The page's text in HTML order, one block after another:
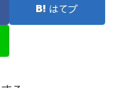
はてブ